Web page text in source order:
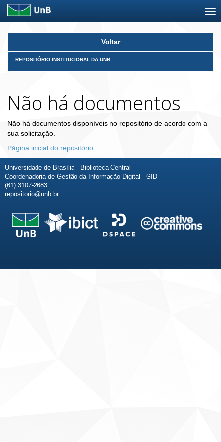
Skip
Voltar
REPOSITÓRIO INSTITUCIONAL DA UNB
Não há documentos
Não há documentos disponíveis no repositório de acordo com a
sua solicitação.
Página inicial do repositório
Universidade de Brasília - Biblioteca Central
Coordenadoria de Gestão da Informação Digital - GID
(61) 3107-2683
repositorio@unb.br